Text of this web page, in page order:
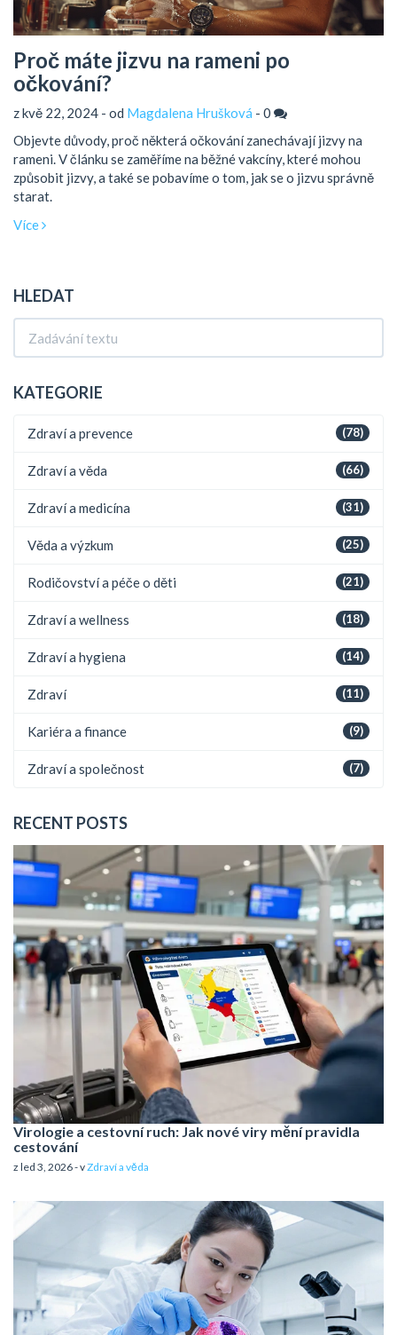
Proč máte jizvu na rameni po
očkování?
z kvě 22, 2024 - od Magdalena Hrušková - 0
Objevte důvody, proč některá očkování zanechávají jizvy na
rameni. V článku se zaměříme na běžné vakcíny, které mohou
způsobit jizvy, a také se pobavíme o tom, jak se o jizvu správně
starat.
Více
HLEDAT
KATEGORIE
(78)
Zdraví a prevence
(66)
Zdraví a věda
(31)
Zdraví a medicína
(25)
Věda a výzkum
(21)
Rodičovství a péče o děti
(18)
Zdraví a wellness
(14)
Zdraví a hygiena
(11)
Zdraví
(9)
Kariéra a finance
(7)
Zdraví a společnost
RECENT POSTS
Virologie a cestovní ruch: Jak nové viry mění pravidla
cestování
z led 3, 2026 - vZdraví a věda